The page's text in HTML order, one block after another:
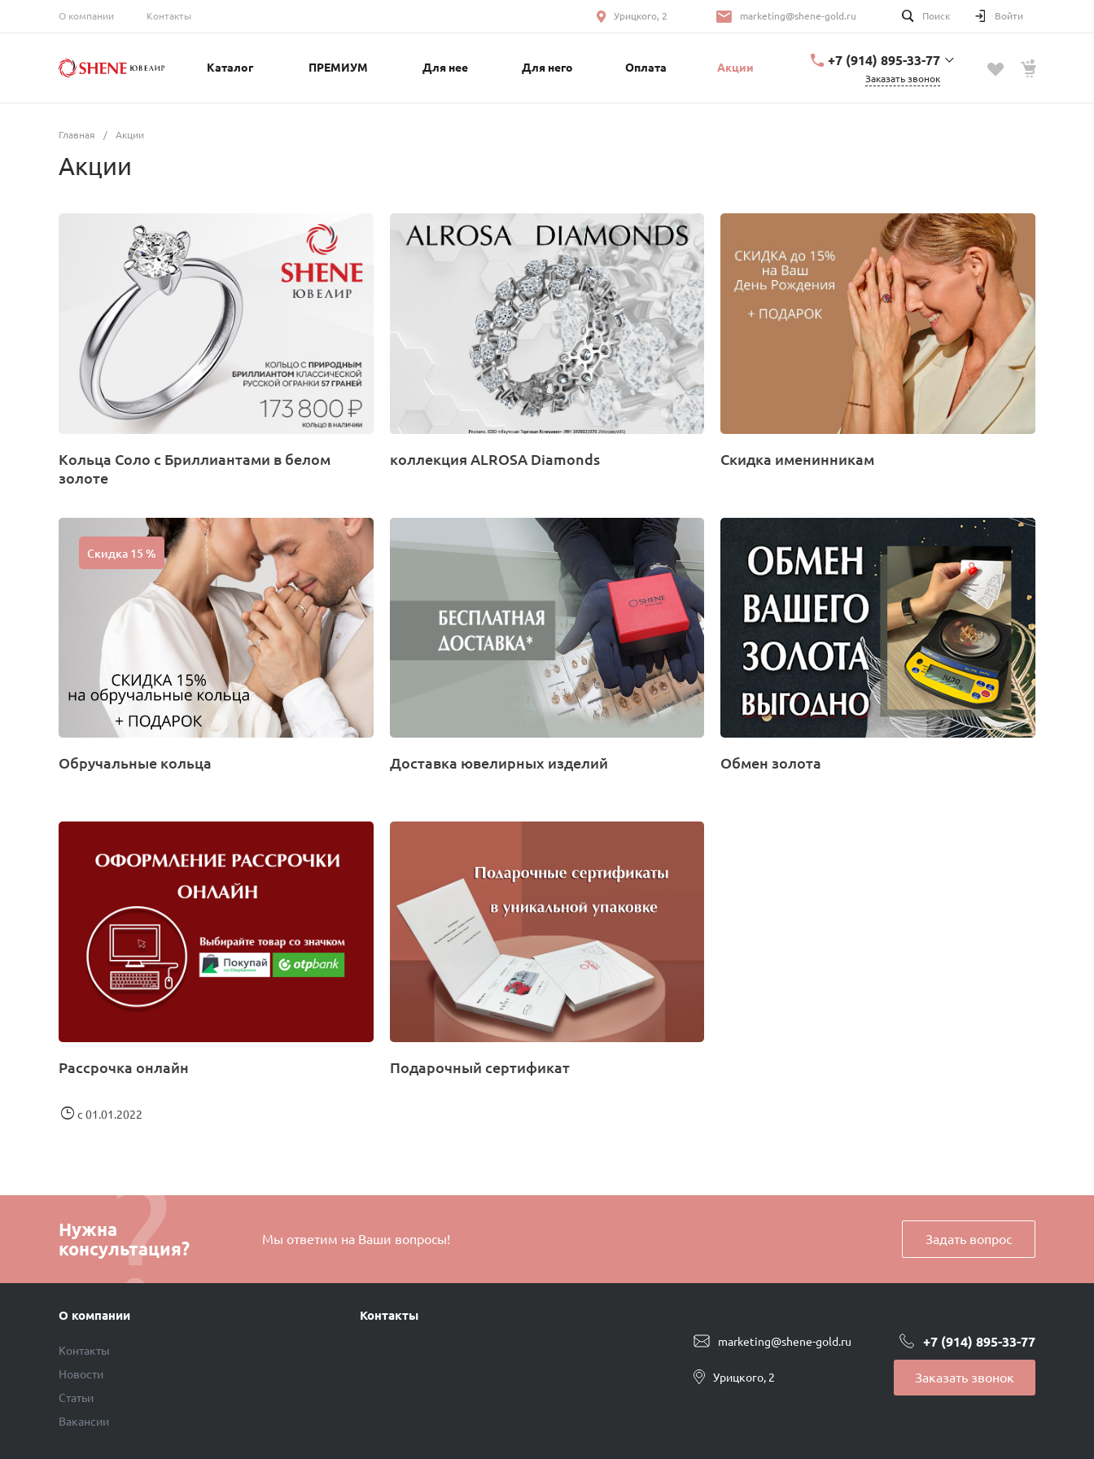
О компании Контакты Урицкого, 2 marketing@shene-gold.ru Поиск Войти
Каталог ПРЕМИУМ Для нее Для него Оплата Акции
+7 (914) 895-33-77
Заказать звонок
Главная / Акции
Акции
Кольца Соло с Бриллиантами в белом
золоте
коллекция ALROSA Diamonds Скидка именинникам
Скидка 15 %
Обручальные кольца Доставка ювелирных изделий Обмен золота
Рассрочка онлайн
с 01.01.2022
Подарочный сертификат
Нужна
консультация?
Мы ответим на Ваши вопросы! Задать вопрос
О компании
Контакты
Новости
Статьи
Вакансии
Контакты
marketing@shene-gold.ru +7 (914) 895-33-77
Урицкого, 2 Заказать звонок